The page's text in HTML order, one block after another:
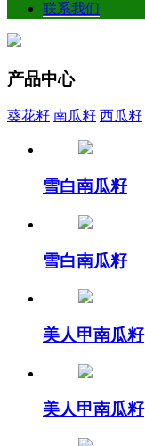
联系我们
产品中心
葵花籽 南瓜籽 西瓜籽
雪白南瓜籽
雪白南瓜籽
美人甲南瓜籽
美人甲南瓜籽